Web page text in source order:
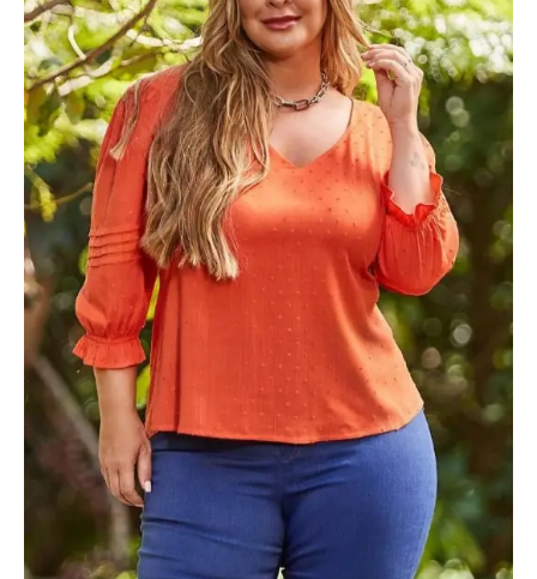
Laranja
quantidade